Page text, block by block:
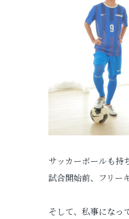
サッカーボールも持
試合開始前、フリー
そして、私事になっ